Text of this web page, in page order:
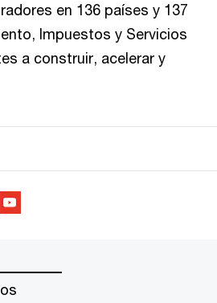
en 136 países y 137
Impuestos y Servicios
a construir, acelerar y